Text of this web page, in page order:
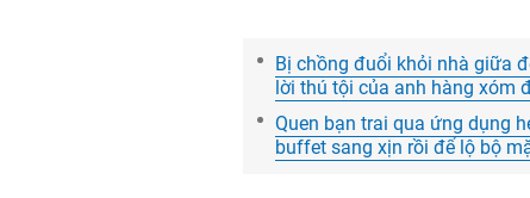
Bị chồng đuổi khỏi nhà giữa
lời thú tội của anh hàng xóm
Quen bạn trai qua ứng dụng
buffet sang xịn rồi để lộ bộ